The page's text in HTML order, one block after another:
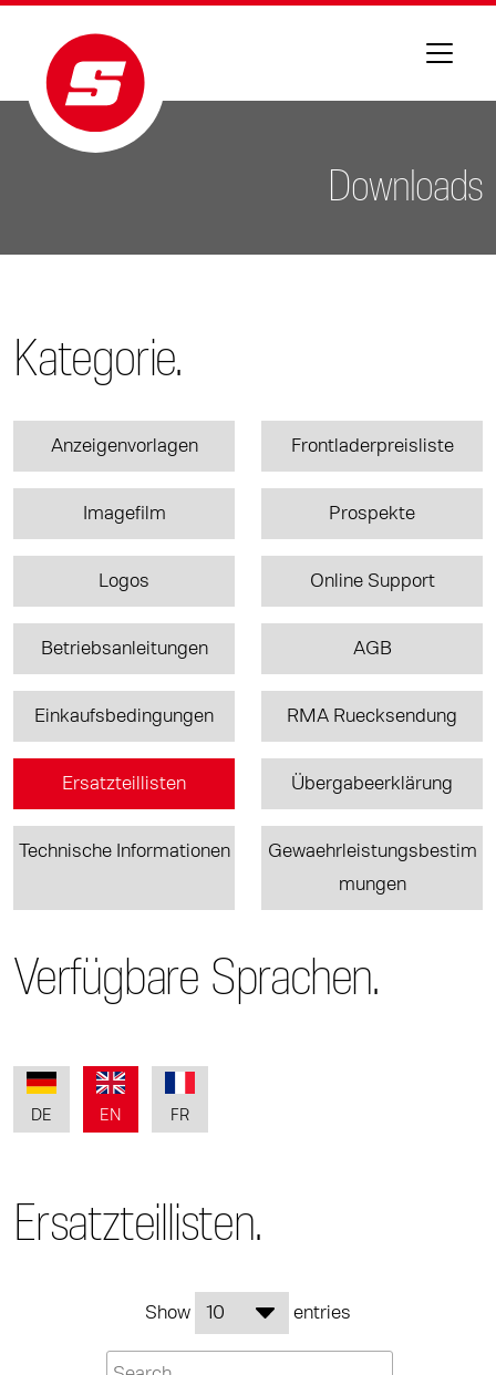
Downloads
Kategorie.
Anzeigenvorlagen Frontladerpreisliste
Imagefilm Prospekte
Logos Online Support
Betriebsanleitungen AGB
Einkaufsbedingungen RMA Ruecksendung
Ersatzteillisten Übergabeerklärung
Technische Informationen
Gewaehrleistungsbestim
mungen
Verfügbare Sprachen.
DE EN FR
Ersatzteillisten.
Show entries